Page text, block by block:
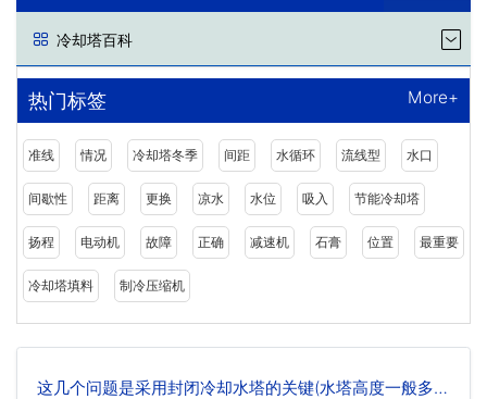
冷却塔百科
热门标签 More+
准线 情况 冷却塔冬季 间距 水循环 流线型 水口
间歇性 距离 更换 凉水 水位 吸入 节能冷却塔
扬程 电动机 故障 正确 减速机 石膏 位置 最重要
冷却塔填料 制冷压缩机
这几个问题是采用封闭冷却水塔的关键(水塔高度一般多少